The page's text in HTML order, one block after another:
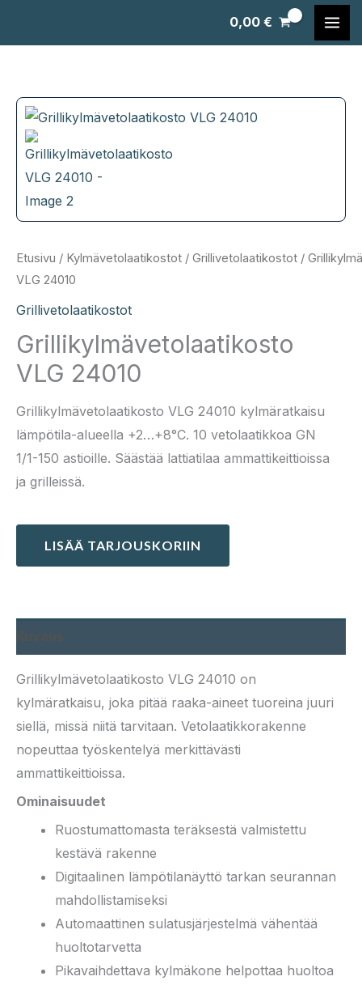
0,00€
Etusivu / Kylmävetolaatikostot / Grillivetolaatikostot /
VLG 24010
Grillivetolaatikostot
Grillikylmävetolaatikosto
VLG 24010
Grillikylmävetolaatikosto VLG 24010 kylmäratkaisu
lämpötila-alueella +2…+8°C. 10 vetolaatikkoa GN
1/1-150 astioille. Säästää lattiatilaa ammattikeittioissa
ja grilleissä.
LISÄÄ TARJOUSKORIIN
Grillikylmävetolaatikosto VLG 24010 on
kylmäratkaisu, joka pitää raaka-aineet tuoreina juuri
siellä, missä niitä tarvitaan. Vetolaatikkorakenne
nopeuttaa työskentelyä merkittävästi
ammattikeittioissa.
Ominaisuudet
Ruostumattomasta teräksestä valmistettu
kestävä rakenne
Digitaalinen lämpötilanäyttö tarkan seurannan
mahdollistamiseksi
Automaattinen sulatusjärjestelmä vähentää
huoltotarvetta
Pikavaihdettava kylmäkone helpottaa huoltoa